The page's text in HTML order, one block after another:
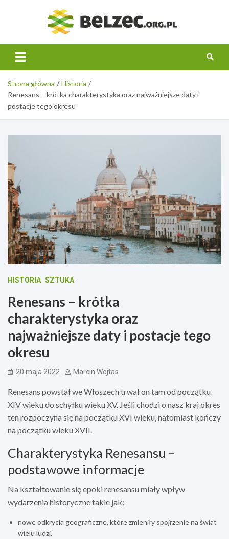
Strona główna
Historia
Renesans – krótka charakterystyka oraz najważniejsze daty i
postacje tego okresu
HISTORIA SZTUKA
Renesans – krótka
charakterystyka oraz
najważniejsze daty i postacje tego
okresu
20 maja 2022 Marcin Wojtas
Renesans powstał we Włoszech trwał on tam od początku
XIV wieku do schyłku wieku XV. Jeśli chodzi o nasz kraj okres
ten rozpoczyna się na początku XVI wieku, natomiast kończy
na początku wieku XVII.
Charakterystyka Renesansu –
podstawowe informacje
Na kształtowanie się epoki renesansu miały wpływ
wydarzenia historyczne takie jak:
nowe odkrycia geograficzne, które zmieniły spojrzenie na świat
wielu ludzi,